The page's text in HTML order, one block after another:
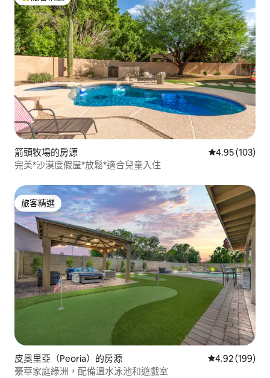
箭頭牧場的房源 從 103 則評價
4.95 (103)
完美*沙漠度假屋*放鬆*適合兒童入住
旅客精選
旅客精選
皮奧里亞（Peoria）的房源 從 199 則評價
4.92 (199)
豪華家庭綠洲，配備溫水泳池和遊戲室